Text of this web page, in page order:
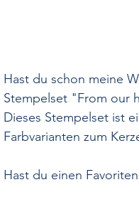
Hast du schon meine
Stempelset "From our
Dieses Stempelset ist
Farbvarianten zum
Hast du einen